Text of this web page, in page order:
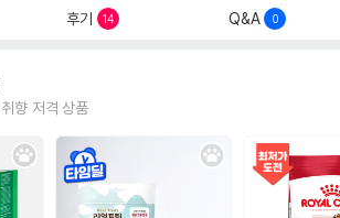
후기 14 Q&A 0
향 저격 상품